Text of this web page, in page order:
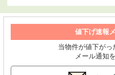
値下げ速報
当物件が値下が
メール通知